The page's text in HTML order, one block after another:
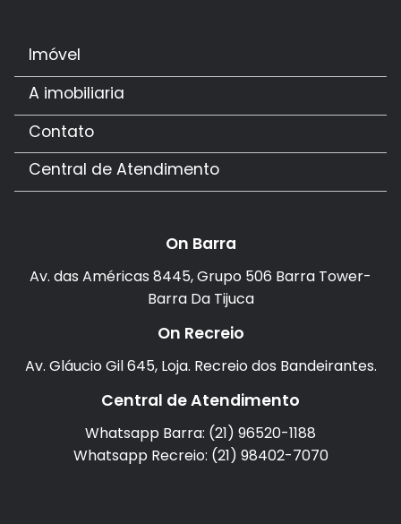
Imóvel
A imobiliaria
Contato
Central de Atendimento
On Barra
Av. das Américas 8445, Grupo 506 Barra Tower-
Barra Da Tijuca
On Recreio
Av. Gláucio Gil 645, Loja. Recreio dos Bandeirantes.
Central de Atendimento
Whatsapp Barra: (21) 96520-1188
Whatsapp Recreio: (21) 98402-7070